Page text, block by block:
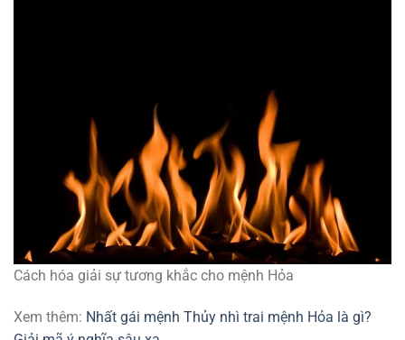
Cách hóa giải sự tương khắc cho mệnh Hỏa
Xem thêm: Nhất gái mệnh Thủy nhì trai mệnh Hỏa là gì?